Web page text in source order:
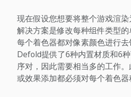
现在假设您想要将整个游戏渲
解决方案是修改每种组件类型
每个着色器都对像素颜色进行去
Defold提供了6种内置材质和6
序对，因此需要相当多的工作
或效果添加都必须对每个着色器